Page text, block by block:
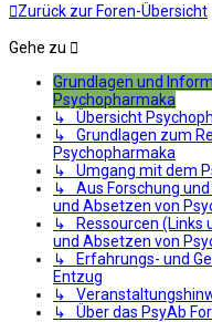
Zurück zur Foren-Übersicht
Gehe zu
Grundlagen und
Psychopharmaka
↳ Übersicht
↳ Grundlagen zum
Psychopharmaka
↳ Umgang mit dem
↳ Aus Forschung
und Absetzen von
↳ Ressourcen (Links
und Absetzen von
↳ Erfahrungs- und
Entzug
↳
↳ Über das PsyAb